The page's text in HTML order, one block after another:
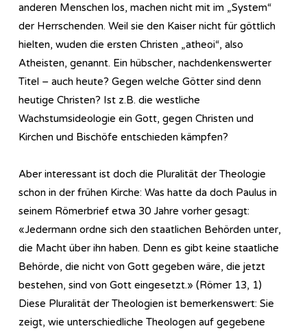
anderen Menschen los, machen nicht mit im „System“
der Herrschenden. Weil sie den Kaiser nicht für göttlich
hielten, wuden die ersten Christen „atheoi“, also
Atheisten, genannt. Ein hübscher, nachdenkenswerter
Titel – auch heute? Gegen welche Götter sind denn
heutige Christen? Ist z.B. die westliche
Wachstumsideologie ein Gott, gegen Christen und
Kirchen und Bischöfe entschieden kämpfen?
Aber interessant ist doch die Pluralität der Theologie
schon in der frühen Kirche: Was hatte da doch Paulus in
seinem Römerbrief etwa 30 Jahre vorher gesagt:
«Jedermann ordne sich den staatlichen Behörden unter,
die Macht über ihn haben. Denn es gibt keine staatliche
Behörde, die nicht von Gott gegeben wäre, die jetzt
bestehen, sind von Gott eingesetzt.» (Römer 13, 1)
Diese Pluralität der Theologien ist bemerkenswert: Sie
zeigt, wie unterschiedliche Theologen auf gegebene